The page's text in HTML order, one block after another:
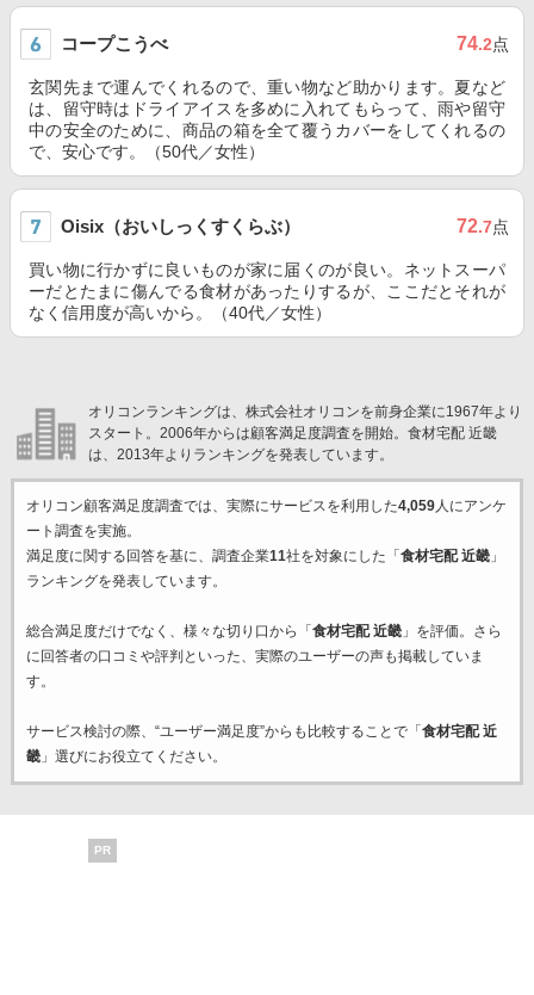
コープこうべ 74.2点
玄関先まで運んでくれるので、重い物など助かります。夏など
は、留守時はドライアイスを多めに入れてもらって、雨や留守
中の安全のために、商品の箱を全て覆うカバーをしてくれるの
で、安心です。（50代／女性）
Oisix（おいしっくすくらぶ） 72.7点
買い物に行かずに良いものが家に届くのが良い。ネットスーパ
ーだとたまに傷んでる食材があったりするが、ここだとそれが
なく信用度が高いから。（40代／女性）
オリコンランキングは、株式会社オリコンを前身企業に1967年より
スタート。2006年からは顧客満足度調査を開始。食材宅配 近畿
は、2013年よりランキングを発表しています。
オリコン顧客満足度調査では、実際にサービスを利用した4,059人にアンケ
ート調査を実施。
満足度に関する回答を基に、調査企業11社を対象にした「 食材宅配 近畿」
ランキングを発表しています。
総合満足度だけでなく、様々な切り口から「 食材宅配 近畿」を評価。さら
に回答者の口コミや評判といった、実際のユーザーの声も掲載していま
す。
サービス検討の際、“ユーザー満足度”からも比較することで「 食材宅配 近
畿」選びにお役立てください。
PR